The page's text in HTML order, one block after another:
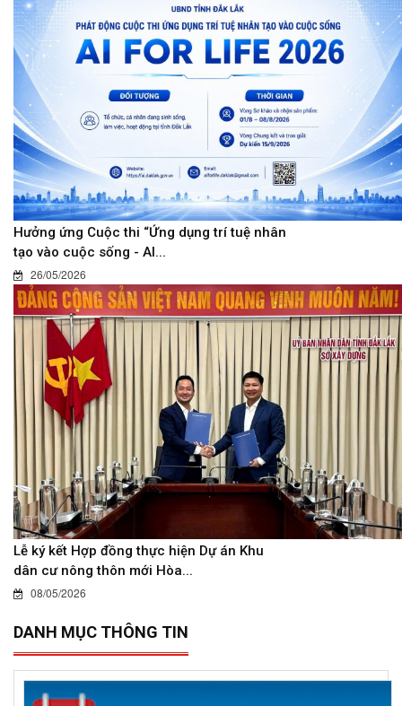
Hưởng ứng Cuộc thi “Ứng dụng trí tuệ nhân
tạo vào cuộc sống - AI...
26/05/2026
Lễ ký kết Hợp đồng thực hiện Dự án Khu
dân cư nông thôn mới Hòa...
08/05/2026
DANH MỤC THÔNG TIN